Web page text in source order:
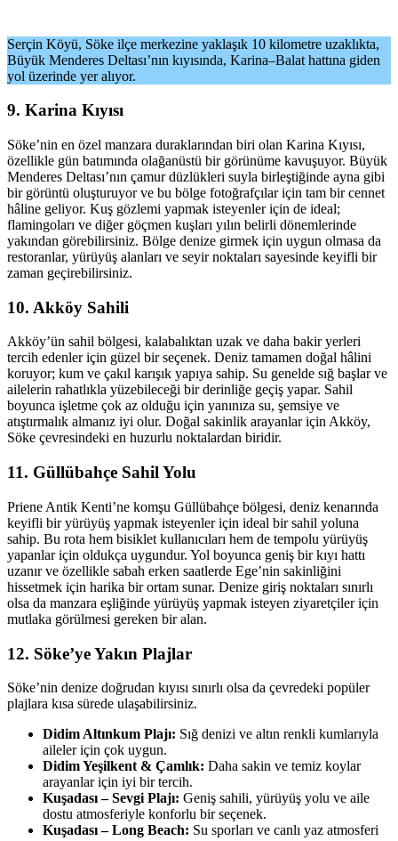
Serçin Köyü, Söke ilçe merkezine yaklaşık 10 kilometre uzaklıkta,
Büyük Menderes Deltası’nın kıyısında, Karina–Balat hattına giden
yol üzerinde yer alıyor.
9. Karina Kıyısı
Söke’nin en özel manzara duraklarından biri olan Karina Kıyısı,
özellikle gün batımında olağanüstü bir görünüme kavuşuyor. Büyük
Menderes Deltası’nın çamur düzlükleri suyla birleştiğinde ayna gibi
bir görüntü oluşturuyor ve bu bölge fotoğrafçılar için tam bir cennet
hâline geliyor. Kuş gözlemi yapmak isteyenler için de ideal;
flamingoları ve diğer göçmen kuşları yılın belirli dönemlerinde
yakından görebilirsiniz. Bölge denize girmek için uygun olmasa da
restoranlar, yürüyüş alanları ve seyir noktaları sayesinde keyifli bir
zaman geçirebilirsiniz.
10. Akköy Sahili
Akköy’ün sahil bölgesi, kalabalıktan uzak ve daha bakir yerleri
tercih edenler için güzel bir seçenek. Deniz tamamen doğal hâlini
koruyor; kum ve çakıl karışık yapıya sahip. Su genelde sığ başlar ve
ailelerin rahatlıkla yüzebileceği bir derinliğe geçiş yapar. Sahil
boyunca işletme çok az olduğu için yanınıza su, şemsiye ve
atıştırmalık almanız iyi olur. Doğal sakinlik arayanlar için Akköy,
Söke çevresindeki en huzurlu noktalardan biridir.
11. Güllübahçe Sahil Yolu
Priene Antik Kenti’ne komşu Güllübahçe bölgesi, deniz kenarında
keyifli bir yürüyüş yapmak isteyenler için ideal bir sahil yoluna
sahip. Bu rota hem bisiklet kullanıcıları hem de tempolu yürüyüş
yapanlar için oldukça uygundur. Yol boyunca geniş bir kıyı hattı
uzanır ve özellikle sabah erken saatlerde Ege’nin sakinliğini
hissetmek için harika bir ortam sunar. Denize giriş noktaları sınırlı
olsa da manzara eşliğinde yürüyüş yapmak isteyen ziyaretçiler için
mutlaka görülmesi gereken bir alan.
12. Söke’ye Yakın Plajlar
Söke’nin denize doğrudan kıyısı sınırlı olsa da çevredeki popüler
plajlara kısa sürede ulaşabilirsiniz.
Didim Altınkum Plajı: Sığ denizi ve altın renkli kumlarıyla
aileler için çok uygun.
Didim Yeşilkent & Çamlık: Daha sakin ve temiz koylar
arayanlar için iyi bir tercih.
Kuşadası – Sevgi Plajı: Geniş sahili, yürüyüş yolu ve aile
dostu atmosferiyle konforlu bir seçenek.
Kuşadası – Long Beach: Su sporları ve canlı yaz atmosferi